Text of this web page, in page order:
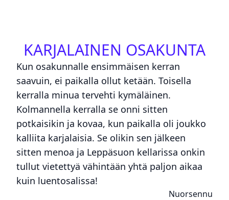
KARJALAINEN OSAKUNTA
Kun osakunnalle ensimmäisen kerran
saavuin, ei paikalla ollut ketään. Toisella
kerralla minua tervehti kymäläinen.
Kolmannella kerralla se onni sitten
potkaisikin ja kovaa, kun paikalla oli joukko
kalliita karjalaisia. Se olikin sen jälkeen
sitten menoa ja Leppäsuon kellarissa onkin
tullut vietettyä vähintään yhtä paljon aikaa
kuin luentosalissa!
Nuorsennu